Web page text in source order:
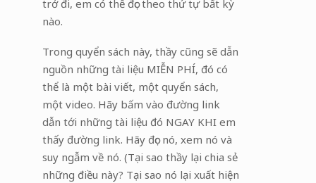
trở đi, em có thể đọc theo thứ tự bất kỳ
nào.
Trong quyển sách này, thầy cũng sẽ dẫn
nguồn những tài liệu MIỄN PHÍ, đó có
thể là một bài viết, một quyển sách,
một video. Hãy bấm vào đường link
dẫn tới những tài liệu đó NGAY KHI em
thấy đường link. Hãy đọc nó, xem nó và
suy ngẫm về nó. (Tại sao thầy lại chia sẻ
những điều này? Tại sao nó lại xuất hiện